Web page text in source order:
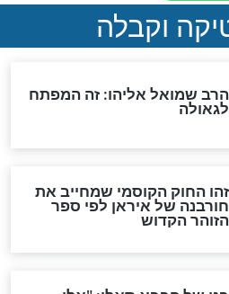
תהיה אפיקורסות
גדולה מאוד של
בוא המשיח יהיה
בתשובה?